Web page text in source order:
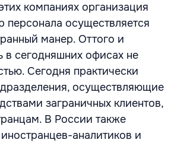
компаниях организация
персонала осуществляется
манер. Оттого и
в сегодняшних офисах не
Сегодня практически
осуществляющие
заграничных клиентов,
В России также
аналитиков и